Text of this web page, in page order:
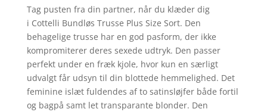
som4.4ud
af 5 baseret
på
kundebedø
mmelser
Tag pusten fra din partner, når du klæder dig
i Cottelli Bundløs Trusse Plus Size Sort. Den
behagelige trusse har en god pasform, der ikke
kompromiterer deres sexede udtryk. Den passer
perfekt under en fræk kjole, hvor kun en særligt
udvalgt får udsyn til din blottede hemmelighed. Det
feminine islæt fuldendes af to satinsløjfer både fortil
og bagpå samt let transparante blonder. Den